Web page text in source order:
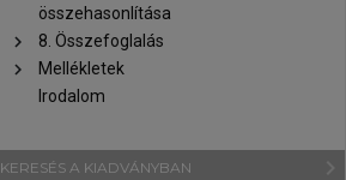
összehasonlítása
chevron_right 8. Összefoglalás
chevron_right
Mellékletek
Irodalom
KERESÉS A KIADVÁNYBAN